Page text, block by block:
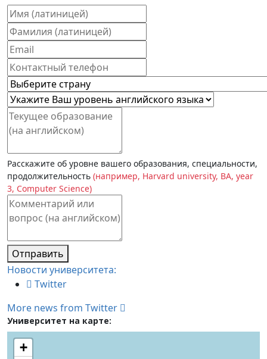
Расскажите об уровне вашего образования, специальности,
продолжительность (например, Harvard university, BA, year
3, Computer Science)
Отправить
Новости университета:
Twitter
More news from Twitter
Университет на карте:
+